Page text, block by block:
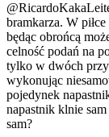
bramkarza. W
będąc obrońcą
celność podań na
tylko w dwóch
wykonując
pojedynek
napastnik klnie sam
sam?